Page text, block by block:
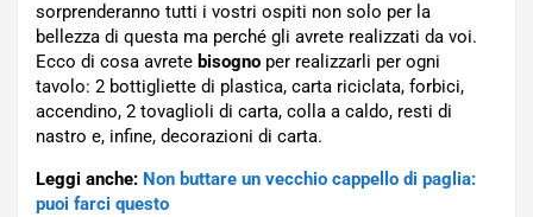
sorprenderanno tutti i vostri ospiti non solo per la
bellezza di questa ma perché gli avrete realizzati da voi.
Ecco di cosa avrete bisogno per realizzarli per ogni
tavolo: 2 bottigliette di plastica, carta riciclata, forbici,
accendino, 2 tovaglioli di carta, colla a caldo, resti di
nastro e, infine, decorazioni di carta.
Leggi anche: Non buttare un vecchio cappello di paglia:
puoi farci questo